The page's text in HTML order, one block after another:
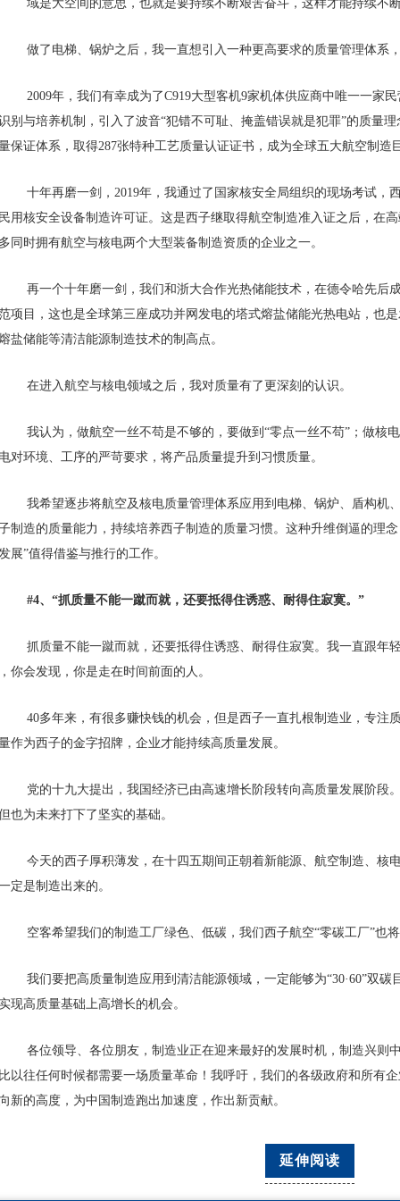
域是大空间的意思，也就是要持续不断艰苦奋斗，这样才能持续不
做了电梯、锅炉之后，我一直想引入一种更高要求的质量管理体系
2009年，我们有幸成为了C919大型客机9家机体供应商中唯一一家
别与培养机制，引入了波音“犯错不可耻、掩盖错误就是犯罪”的质量
保证体系，取得287张特种工艺质量认证证书，成为全球五大航空制造
十年再磨一剑，2019年，我通过了国家核安全局组织的现场考试，
用核安全设备制造许可证。这是西子继取得航空制造准入证之后，在
同时拥有航空与核电两个大型装备制造资质的企业之一。
再一个十年磨一剑，我们和浙大合作光热储能技术，在德令哈先后
项目，这也是全球第三座成功并网发电的塔式熔盐储能光热电站，也
盐储能等清洁能源制造技术的制高点。
在进入航空与核电领域之后，我对质量有了更深刻的认识。
我认为，做航空一丝不苟是不够的，要做到“零点一丝不苟”；做核
对环境、工序的严苛要求，将产品质量提升到习惯质量。
我希望逐步将航空及核电质量管理体系应用到电梯、锅炉、盾构机
制造的质量能力，持续培养西子制造的质量习惯。这种升维倒逼的理
展”值得借鉴与推行的工作。
#4、 “抓质量不能一蹴而就，还要抵得住诱惑、耐得住寂寞。”
抓质量不能一蹴而就，还要抵得住诱惑、耐得住寂寞。我一直跟年
你会发现，你是走在时间前面的人。
40多年来，有很多赚快钱的机会，但是西子一直扎根制造业，专注
作为西子的金字招牌，企业才能持续高质量发展。
党的十九大提出，我国经济已由高速增长阶段转向高质量发展阶段
也为未来打下了坚实的基础。
今天的西子厚积薄发，在十四五期间正朝着新能源、航空制造、核
定是制造出来的。
空客希望我们的制造工厂绿色、低碳，我们西子航空“零碳工厂”也
我们要把高质量制造应用到清洁能源领域，一定能够为“30·60”双
现高质量基础上高增长的机会。
各位领导、各位朋友，制造业正在迎来最好的发展时机，制造兴则
以往任何时候都需要一场质量革命！我呼吁，我们的各级政府和所有
新的高度，为中国制造跑出加速度，作出新贡献。
延伸阅读